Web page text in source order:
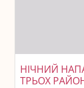
НІЧНИЙ
ТРЬОХ